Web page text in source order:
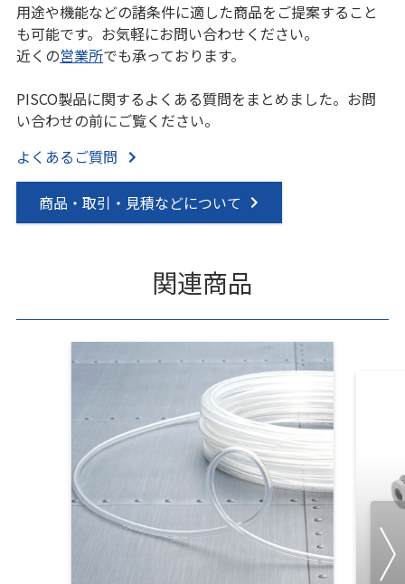
用途や機能などの諸条件に適した商品をご提案すること
も可能です。お気軽にお問い合わせください。
近くの営業所でも承っております。
PISCO製品に関するよくある質問をまとめました。お問
い合わせの前にご覧ください。
よくあるご質問
商品・取引・見積などについて
関連商品